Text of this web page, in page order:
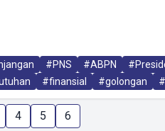
#PNS #ABPN
#finansial #golongan
4 5 6